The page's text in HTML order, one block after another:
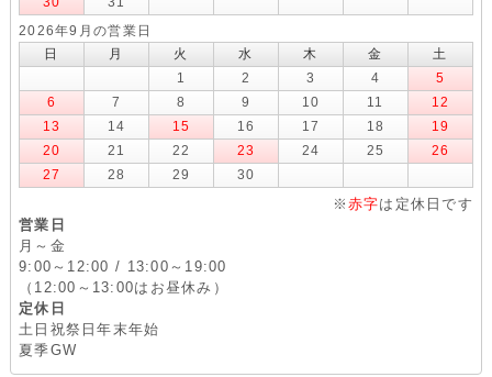
2026年9月の営業日
日
月 火 水 木 金
土
1
2 3 4
5
6
7 8 9 10 11
12
13
14 15 16 17 18
19
20
21 22 23 24 25
26
27
28 29 30
※ 赤字は定休日です
営業日
月～金
9:00～12:00 / 13:00～19:00
（12:00～13:00はお昼休み）
定休日
土日祝祭日年末年始
夏季GW